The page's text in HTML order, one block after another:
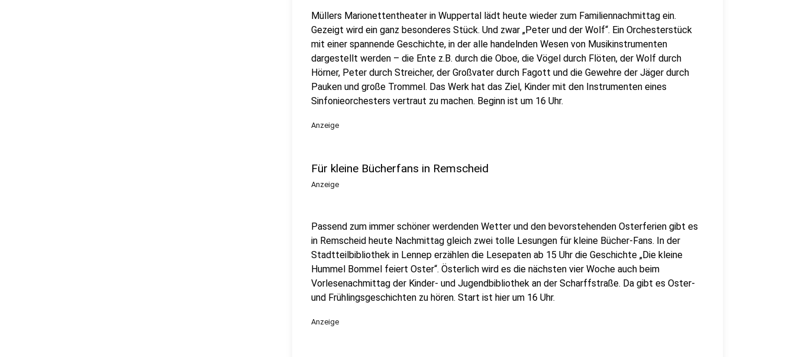
Müllers Marionettentheater in Wuppertal lädt heute wieder zum Familiennachmittag ein.
Gezeigt wird ein ganz besonderes Stück. Und zwar „Peter und der Wolf“. Ein Orchesterstück
mit einer spannende Geschichte, in der alle handelnden Wesen von Musikinstrumenten
dargestellt werden – die Ente z.B. durch die Oboe, die Vögel durch Flöten, der Wolf durch
Hörner, Peter durch Streicher, der Großvater durch Fagott und die Gewehre der Jäger durch
Pauken und große Trommel. Das Werk hat das Ziel, Kinder mit den Instrumenten eines
Sinfonieorchesters vertraut zu machen. Beginn ist um 16 Uhr.
Anzeige
Für kleine Bücherfans in Remscheid
Anzeige
Passend zum immer schöner werdenden Wetter und den bevorstehenden Osterferien gibt es
in Remscheid heute Nachmittag gleich zwei tolle Lesungen für kleine Bücher-Fans. In der
Stadtteilbibliothek in Lennep erzählen die Lesepaten ab 15 Uhr die Geschichte „Die kleine
Hummel Bommel feiert Oster“. Österlich wird es die nächsten vier Woche auch beim
Vorlesenachmittag der Kinder- und Jugendbibliothek an der Scharffstraße. Da gibt es Oster-
und Frühlingsgeschichten zu hören. Start ist hier um 16 Uhr.
Anzeige